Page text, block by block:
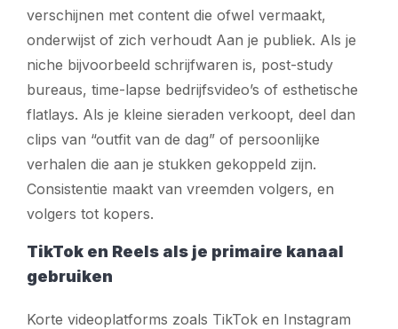
verschijnen met content die ofwel vermaakt,
onderwijst of zich verhoudt Aan je publiek. Als je
niche bijvoorbeeld schrijfwaren is, post-study
bureaus, time-lapse bedrijfsvideo’s of esthetische
flatlays. Als je kleine sieraden verkoopt, deel dan
clips van “outfit van de dag” of persoonlijke
verhalen die aan je stukken gekoppeld zijn.
Consistentie maakt van vreemden volgers, en
volgers tot kopers.
TikTok en Reels als je primaire kanaal
gebruiken
Korte videoplatforms zoals TikTok en Instagram